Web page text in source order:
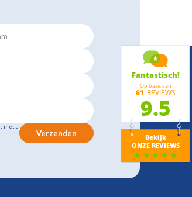
met u
Verzenden